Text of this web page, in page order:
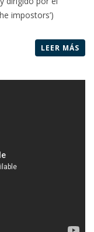
impostors’)
LEER MÁS